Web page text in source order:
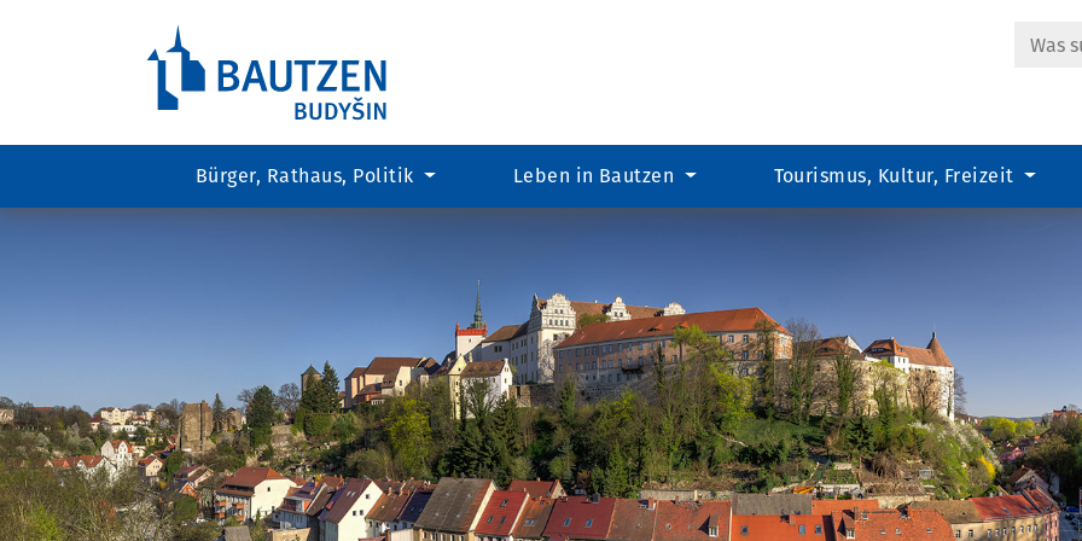
Hauptregion
Bürger, Rathaus, Politik Leben in Bautzen Tourismus, Kultur, Freizeit